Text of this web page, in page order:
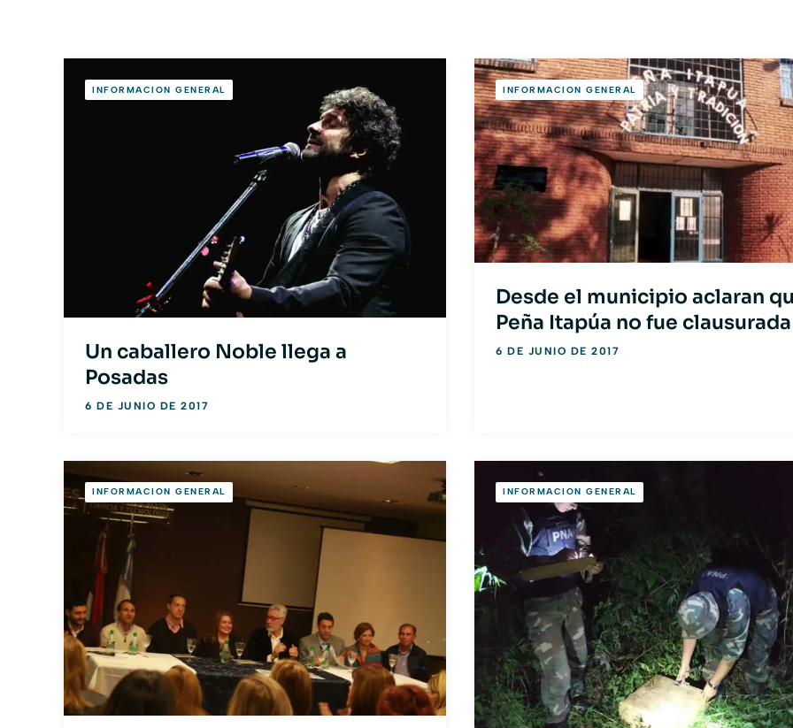
INFORMACION GENERAL
Un caballero Noble llega a
Posadas
6 DE JUNIO DE 2017
INFORMACION GENERAL
Desde el municipio aclaran
Peña Itapúa no fue clausurada
6 DE JUNIO DE 2017
INFORMACION GENERAL INFORMACION GENERAL